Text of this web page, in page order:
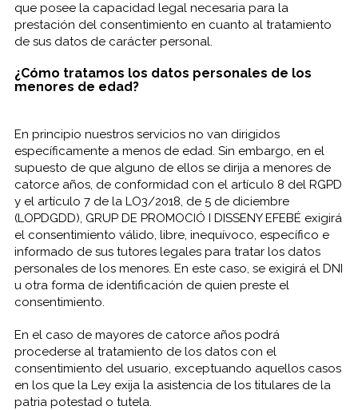
que posee la capacidad legal necesaria para la
prestación del consentimiento en cuanto al tratamiento
de sus datos de carácter personal.
¿Cómo tratamos los datos personales de los
menores de edad?
En principio nuestros servicios no van dirigidos
específicamente a menos de edad. Sin embargo, en el
supuesto de que alguno de ellos se dirija a menores de
catorce años, de conformidad con el artículo 8 del RGPD
y el artículo 7 de la LO3/2018, de 5 de diciembre
(LOPDGDD), GRUP DE PROMOCIÓ I DISSENY EFEBÉ exigirá
el consentimiento válido, libre, inequívoco, específico e
informado de sus tutores legales para tratar los datos
personales de los menores. En este caso, se exigirá el DNI
u otra forma de identificación de quien preste el
consentimiento.
En el caso de mayores de catorce años podrá
procederse al tratamiento de los datos con el
consentimiento del usuario, exceptuando aquellos casos
en los que la Ley exija la asistencia de los titulares de la
patria potestad o tutela.